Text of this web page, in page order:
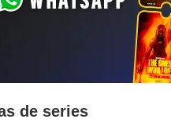
de series